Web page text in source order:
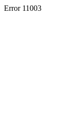
Error 11003